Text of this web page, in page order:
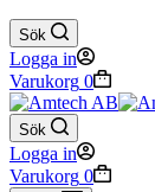
Sök
Logga in
Varukorg 0
Sök
Logga in
Varukorg 0